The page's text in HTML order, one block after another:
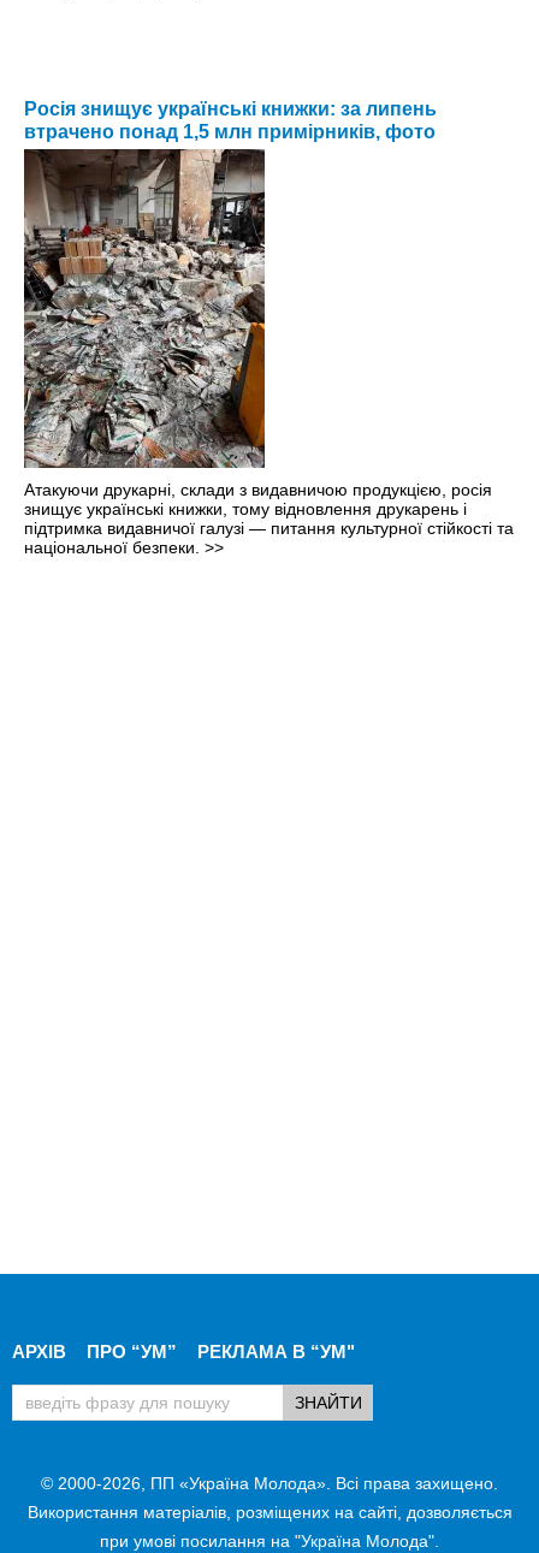
Росія знищує українські книжки: за липень
втрачено понад 1,5 млн примірників, фото
Атакуючи друкарні, склади з видавничою продукцією, росія
знищує українські книжки, тому відновлення друкарень і
підтримка видавничої галузі — питання культурної стійкості та
національної безпеки. >>
АРХІВ ПРО “УМ” РЕКЛАМА В “УМ"
© 2000-2026, ПП «Україна Молода». Всі права захищено.
Використання матеріалів, розміщених на сайті, дозволяється
при умові посилання на "Україна Молода".